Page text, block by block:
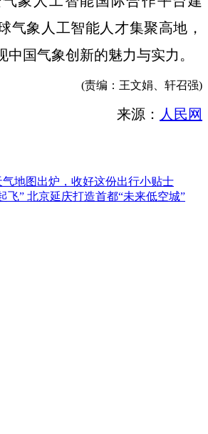
气象人工智能人才集聚高地，
中国气象创新的魅力与实力。
(责编：王文娟、轩召强)
来源： 人民网
地图出炉，收好这份出行小贴士
飞” 北京延庆打造首都“未来低空城”